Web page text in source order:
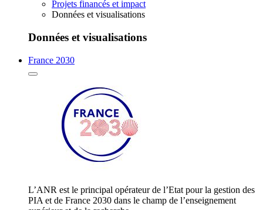
Projets financés et impact
Données et visualisations
Données et visualisations
France 2030
L’ANR est le principal opérateur de l’Etat pour la gestion des
PIA et de France 2030 dans le champ de l’enseignement